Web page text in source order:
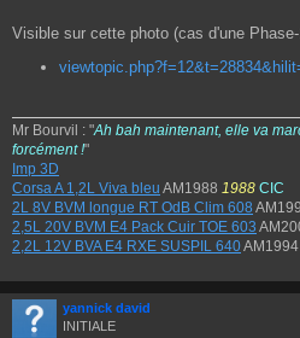
g
Visible sur cette photo (cas d'une
Mr Bourvil : "Ah bah maintenant, elle va
forcément !"
Imp 3D
Corsa A 1,2L Viva bleu AM1988 1988 CIC
2L 8V BVM longue RT OdB Clim 608
2,5L 20V BVM E4 Pack Cuir TOE 603
2,2L 12V BVA E4 RXE SUSPIL 640AM1994
yannick david
INITIALE